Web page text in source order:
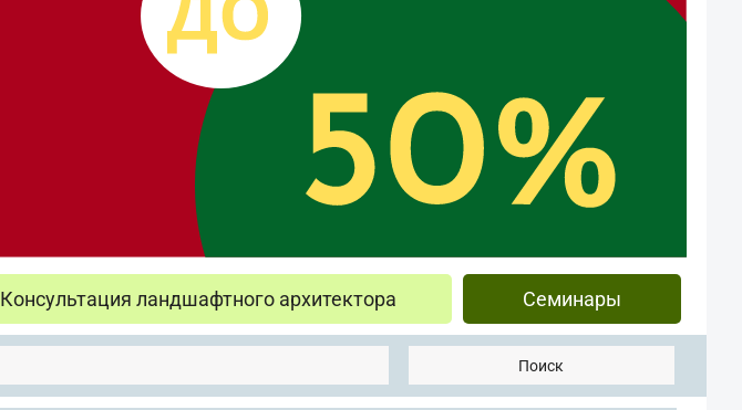
Консультация ландшафтного архитектора Семинары
Поиск